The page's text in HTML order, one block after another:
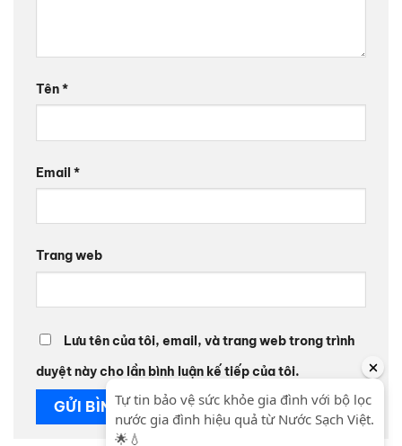
Tên*
Email *
Trang web
Lưu tên của tôi, email, và trang web trong trình
duyệt này cho lần bình luận kế tiếp của tôi.